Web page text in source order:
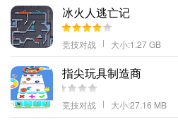
关;
6、简约十足的画面感能够让玩家们享
7、魔性弹弹球是一款非常有趣的投球
但球必须弹进去。
更多好玩的手游，请持续关注顺发游戏
冰火人逃亡记
竞技对战 大小:1.27 GB
指尖玩具制造商
竞技对战 大小:27.16 MB